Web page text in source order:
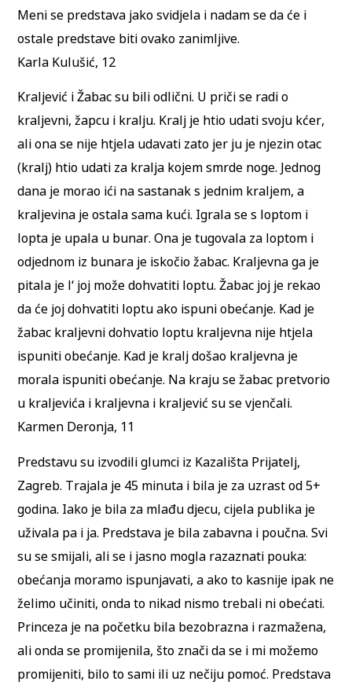
Meni se predstava jako svidjela i nadam se da će i
ostale predstave biti ovako zanimljive.
Karla Kulušić, 12
Kraljević i Žabac su bili odlični. U priči se radi o
kraljevni, žapcu i kralju. Kralj je htio udati svoju kćer,
ali ona se nije htjela udavati zato jer ju je njezin otac
(kralj) htio udati za kralja kojem smrde noge. Jednog
dana je morao ići na sastanak s jednim kraljem, a
kraljevina je ostala sama kući. Igrala se s loptom i
lopta je upala u bunar. Ona je tugovala za loptom i
odjednom iz bunara je iskočio žabac. Kraljevna ga je
pitala je l‘ joj može dohvatiti loptu. Žabac joj je rekao
da će joj dohvatiti loptu ako ispuni obećanje. Kad je
žabac kraljevni dohvatio loptu kraljevna nije htjela
ispuniti obećanje. Kad je kralj došao kraljevna je
morala ispuniti obećanje. Na kraju se žabac pretvorio
u kraljevića i kraljevna i kraljević su se vjenčali.
Karmen Deronja, 11
Predstavu su izvodili glumci iz Kazališta Prijatelj,
Zagreb. Trajala je 45 minuta i bila je za uzrast od 5+
godina. Iako je bila za mlađu djecu, cijela publika je
uživala pa i ja. Predstava je bila zabavna i poučna. Svi
su se smijali, ali se i jasno mogla razaznati pouka:
obećanja moramo ispunjavati, a ako to kasnije ipak ne
želimo učiniti, onda to nikad nismo trebali ni obećati.
Princeza je na početku bila bezobrazna i razmažena,
ali onda se promijenila, što znači da se i mi možemo
promijeniti, bilo to sami ili uz nečiju pomoć. Predstava